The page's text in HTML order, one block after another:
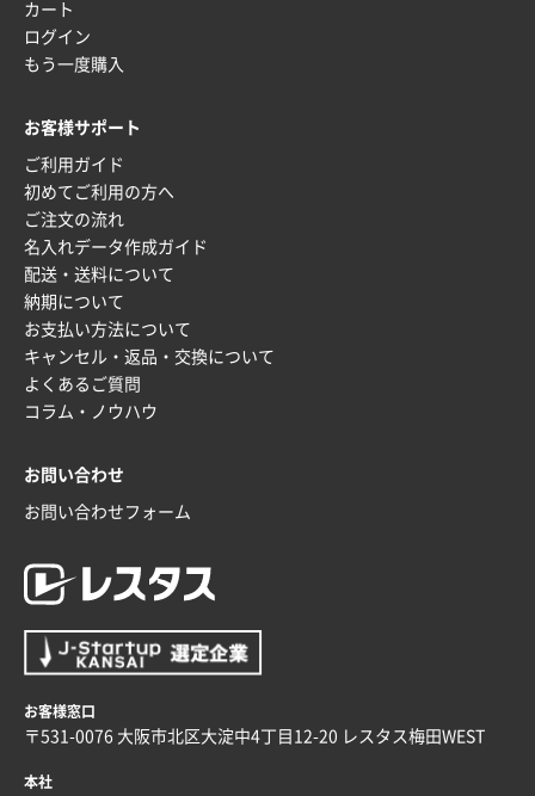
カート
ログイン
もう一度購入
お客様サポート
ご利用ガイド
初めてご利用の方へ
ご注文の流れ
名入れデータ作成ガイド
配送・送料について
納期について
お支払い方法について
キャンセル・返品・交換について
よくあるご質問
コラム・ノウハウ
お問い合わせ
お問い合わせフォーム
お客様窓口
〒531-0076 大阪市北区大淀中4丁目12-20 レスタス梅田WEST
本社